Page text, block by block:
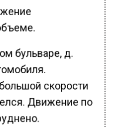
бульваре, д.
скорости
Движение по